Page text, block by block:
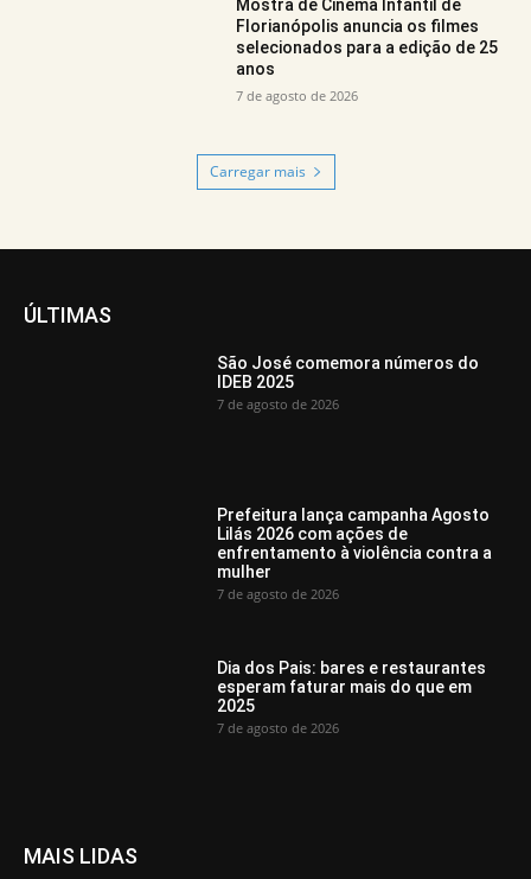
Mostra de Cinema Infantil de
Florianópolis anuncia os filmes
selecionados para a edição de 25
anos
7 de agosto de 2026
Carregar mais
ÚLTIMAS
São José comemora números do
IDEB 2025
7 de agosto de 2026
Prefeitura lança campanha Agosto
Lilás 2026 com ações de
enfrentamento à violência contra a
mulher
7 de agosto de 2026
Dia dos Pais: bares e restaurantes
esperam faturar mais do que em
2025
7 de agosto de 2026
MAIS LIDAS